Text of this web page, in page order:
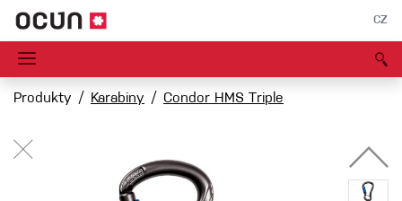
CZ
Produkty Karabiny Condor HMS Triple